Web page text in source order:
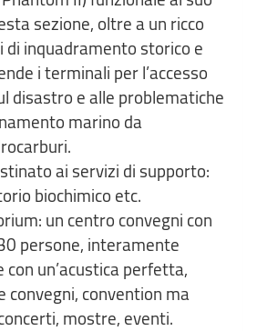
sezione, oltre a un ricco
di inquadramento storico e
i terminali per l’accesso
disastro e alle problematiche
marino da
ai servizi di supporto:
biochimico etc.
un centro convegni con
persone, interamente
un’acustica perfetta,
convegni, convention ma
mostre, eventi.